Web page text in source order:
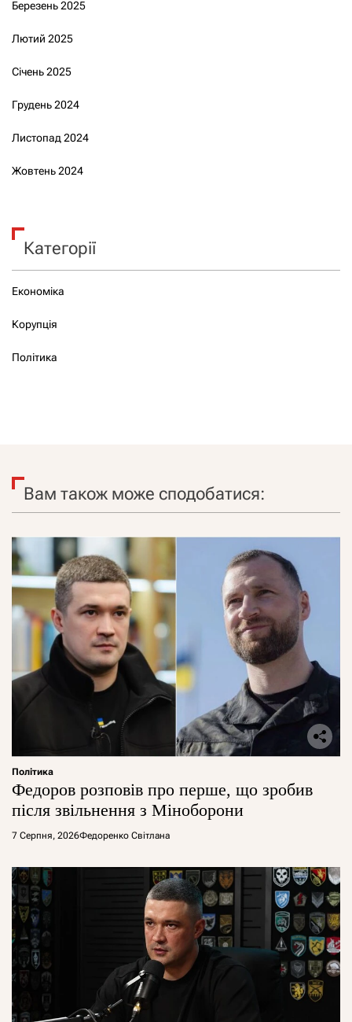
Березень 2025
Лютий 2025
Січень 2025
Грудень 2024
Листопад 2024
Жовтень 2024
Категорії
Економіка
Корупція
Політика
Вам також може сподобатися:
Політика
Федоров розповів про перше, що зробив
після звільнення з Міноборони
7 Серпня, 2026Федоренко Світлана